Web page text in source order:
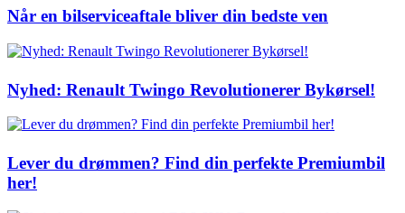
Når en bilserviceaftale bliver din bedste ven
Nyhed: Renault Twingo Revolutionerer Bykørsel!
Lever du drømmen? Find din perfekte Premiumbil
her!